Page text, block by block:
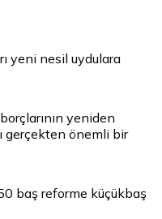
yeni nesil uydulara
yeniden
gerçekten önemli bir
baş reforme küçükbaş